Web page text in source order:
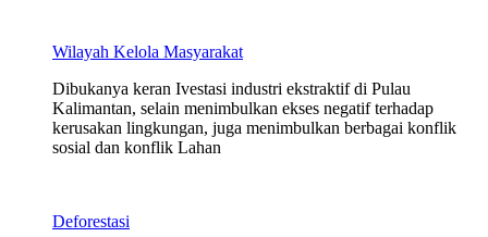
Wilayah Kelola Masyarakat
Dibukanya keran Ivestasi industri ekstraktif di Pulau
Kalimantan, selain menimbulkan ekses negatif terhadap
kerusakan lingkungan, juga menimbulkan berbagai konflik
sosial dan konflik Lahan
Deforestasi